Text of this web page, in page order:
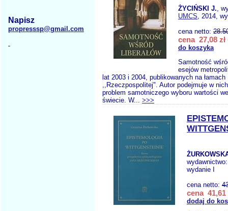
Napisz
propresssp@gmail.com
ŻYCIŃSKI J.,
UMCS, 2014,
cena netto:
cena 27,08 zł
do koszyka
Samotność
esejów
lat 2003 i 2004, publikowanych na łamach
,,Rzeczpospolitej". Autor podejmuje w
problem samotniczego wyboru wartości
świecie. W... >>>
wydanie I
cena netto:
cena 41,61
dodaj do